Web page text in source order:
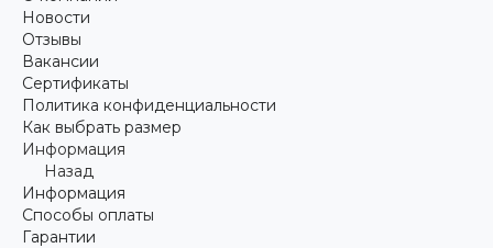
Новости
Отзывы
Вакансии
Сертификаты
Политика конфиденциальности
Как выбрать размер
Информация
Назад
Информация
Способы оплаты
Гарантии